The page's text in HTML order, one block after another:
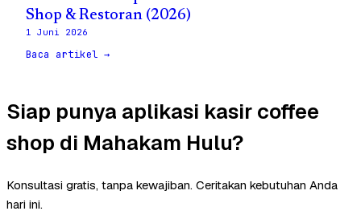
Shop & Restoran (2026)
1 Juni 2026
Baca artikel →
Siap punya aplikasi kasir coffee
shop di Mahakam Hulu?
Konsultasi gratis, tanpa kewajiban. Ceritakan kebutuhan Anda
hari ini.